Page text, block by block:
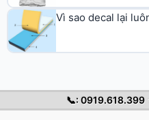
📞: 0919.618.399
Vì sao decal lại